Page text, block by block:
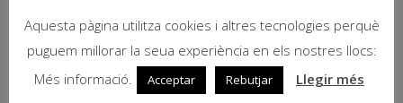
LA LLAPISSERA COMARCALERA
Aquesta pàgina utilitza cookies i altres tecnologies perquè
puguem millorar la seua experiència en els nostres llocs:
Més informació.
Acceptar Rebutjar Llegir més